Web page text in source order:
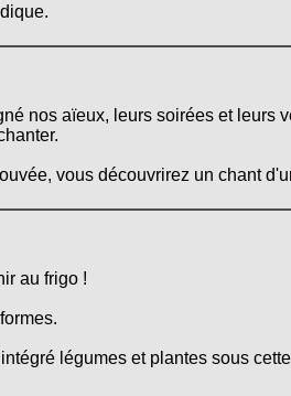
nos aïeux, leurs soirées et leurs
vous découvrirez un chant
au frigo !
légumes et plantes sous